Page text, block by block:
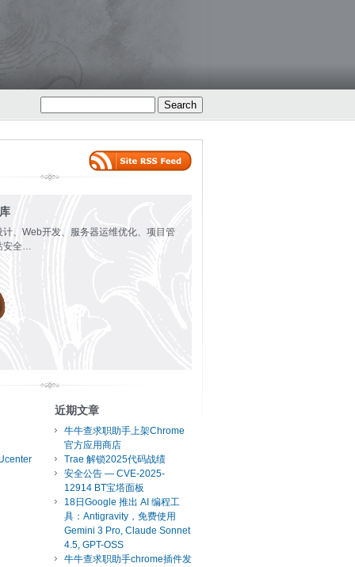
、Web开发、服务器运维优化、项目管
安全…
近期文章
牛牛查求职助手上架Chrome
官方应用商店
Trae 解锁2025代码战绩
安全公告 — CVE-2025-
12914 BT宝塔面板
18日Google 推出 AI 编程工
具：Antigravity，免费使用
Gemini 3 Pro, Claude Sonnet
4.5, GPT-OSS
牛牛查求职助手chrome插件发